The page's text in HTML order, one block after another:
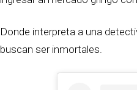
Donde interpreta a una
buscan ser inmortales.